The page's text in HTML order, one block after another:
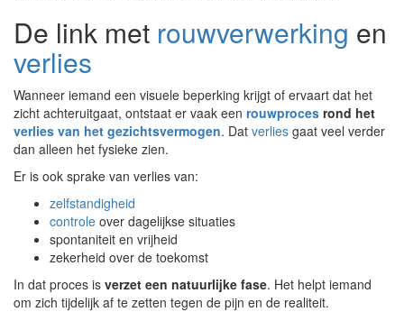
De link met rouwverwerking en
verlies
Wanneer iemand een visuele beperking krijgt of ervaart dat het
zicht achteruitgaat, ontstaat er vaak een rouwproces rond het
verlies van het gezichtsvermogen. Dat verlies gaat veel verder
dan alleen het fysieke zien.
Er is ook sprake van verlies van:
zelfstandigheid
controle over dagelijkse situaties
spontaniteit en vrijheid
zekerheid over de toekomst
In dat proces is verzet een natuurlijke fase. Het helpt iemand
om zich tijdelijk af te zetten tegen de pijn en de realiteit.